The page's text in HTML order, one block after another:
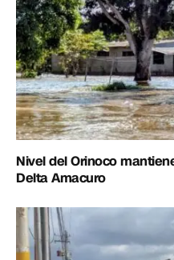
Nivel del Orinoco
Delta Amacuro